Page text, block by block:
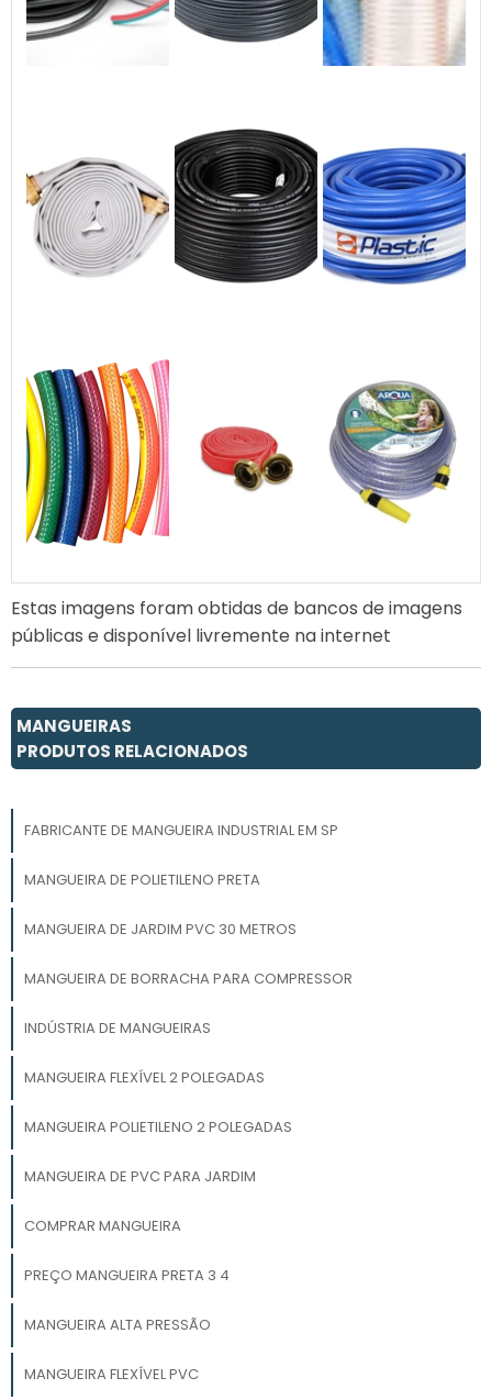
Estas imagens foram obtidas de bancos de imagens
públicas e disponível livremente na internet
MANGUEIRAS
PRODUTOS RELACIONADOS
FABRICANTE DE MANGUEIRA INDUSTRIAL EM SP
MANGUEIRA DE POLIETILENO PRETA
MANGUEIRA DE JARDIM PVC 30 METROS
MANGUEIRA DE BORRACHA PARA COMPRESSOR
INDÚSTRIA DE MANGUEIRAS
MANGUEIRA FLEXÍVEL 2 POLEGADAS
MANGUEIRA POLIETILENO 2 POLEGADAS
MANGUEIRA DE PVC PARA JARDIM
COMPRAR MANGUEIRA
PREÇO MANGUEIRA PRETA 3 4
MANGUEIRA ALTA PRESSÃO
MANGUEIRA FLEXÍVEL PVC